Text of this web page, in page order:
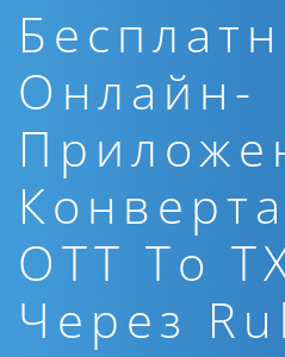
Онлайн-
OTT To
Через